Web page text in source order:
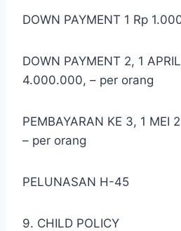
DOWN PAYMENT 1 Rp
DOWN PAYMENT 2, 1
4.000.000, – per orang
PEMBAYARAN KE 3, 1
– per orang
PELUNASAN H-45
9. CHILD POLICY